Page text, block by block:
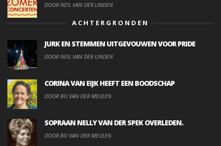
DOOR NEIL VAN DER LINDEN
ACHTERGRONDEN
JURK EN STEMMEN UITGEVOUWEN VOOR PRIDE
DOOR NEIL VAN DER LINDEN
CORINA VAN EIJK HEEFT EEN BOODSCHAP
DOOR BO VAN DER MEULEN
SOPRAAN NELLY VAN DER SPEK OVERLEDEN.
DOOR BO VAN DER MEULEN